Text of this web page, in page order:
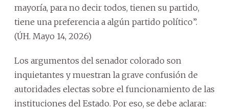
mayoría, para no decir todos, tienen su partido,
tiene una preferencia a algún partido político”.
(ÚH. Mayo 14, 2026)
Los argumentos del senador colorado son
inquietantes y muestran la grave confusión de
autoridades electas sobre el funcionamiento de las
instituciones del Estado. Por eso, se debe aclarar: